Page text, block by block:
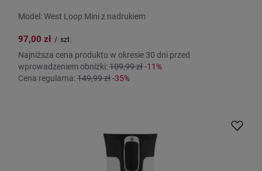
Model: West Loop Mini z nadrukiem
97,00 zł / szt.
Najniższa cena produktu w okresie 30 dni przed
wprowadzeniem obniżki:109,99 zł-11%
Cena regularna:149,99 zł-35%